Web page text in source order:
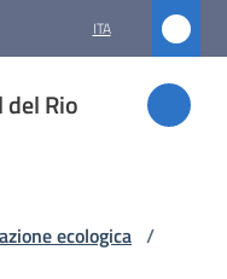
ITA
del Rio
ecologica /